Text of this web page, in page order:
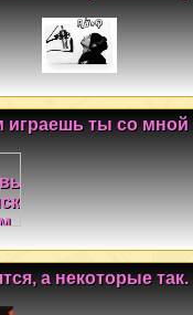
играешь ты со мной
а некоторые так.